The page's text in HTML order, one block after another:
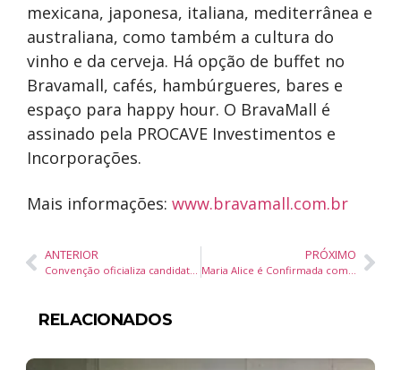
mexicana, japonesa, italiana, mediterrânea e
australiana, como também a cultura do
vinho e da cerveja. Há opção de buffet no
Bravamall, cafés, hambúrgueres, bares e
espaço para happy hour. O BravaMall é
assinado pela PROCAVE Investimentos e
Incorporações.
Mais informações: www.bravamall.com.br
ANTERIOR
Convenção oficializa candidatura de Rogério Tomaz Corrêa à prefeitura de Navegantes
PRÓXIMO
Maria Alice é Confirmada como Vice de Piriquito em Camboriú
RELACIONADOS